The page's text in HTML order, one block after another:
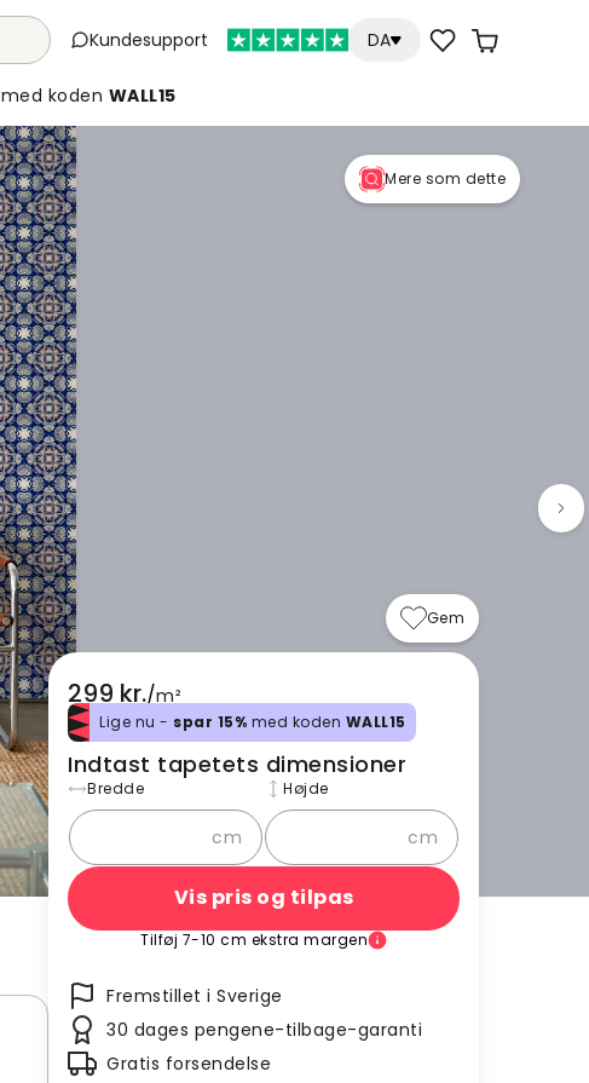
Kundesupport DA
med koden WALL15
Mere som dette
Gem
299 kr./m²
Lige nu - spar 15% med koden WALL15
Indtast tapetets dimensioner
Bredde
cm
Højde
cm
Vis pris og tilpas
Tilføj 7-10 cm ekstra margen
Fremstillet i Sverige
30 dages pengene-tilbage-garanti
Gratis forsendelse